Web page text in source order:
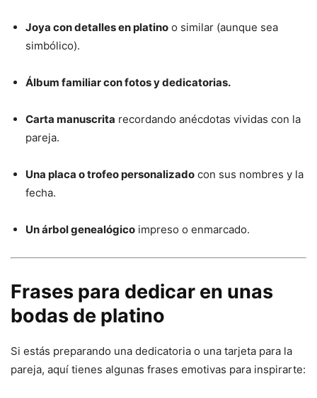
Joya con detalles en platino o similar (aunque sea
simbólico).
Álbum familiar con fotos y dedicatorias.
Carta manuscrita recordando anécdotas vividas con la
pareja.
Una placa o trofeo personalizado con sus nombres y la
fecha.
Un árbol genealógico impreso o enmarcado.
Frases para dedicar en unas
bodas de platino
Si estás preparando una dedicatoria o una tarjeta para la
pareja, aquí tienes algunas frases emotivas para inspirarte: